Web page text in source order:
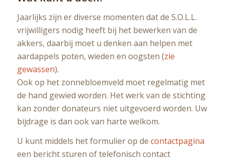
Jaarlijks zijn er diverse momenten dat de S.O.L.L.
vrijwilligers nodig heeft bij het bewerken van de
akkers, daarbij moet u denken aan helpen met
aardappels poten, wieden en oogsten (zie
gewassen).
Ook op het zonnebloemveld moet regelmatig met
de hand gewied worden. Het werk van de stichting
kan zonder donateurs niet uitgevoerd worden. Uw
bijdrage is dan ook van harte welkom.
U kunt middels het formulier op de contactpagina
een bericht sturen of telefonisch contact